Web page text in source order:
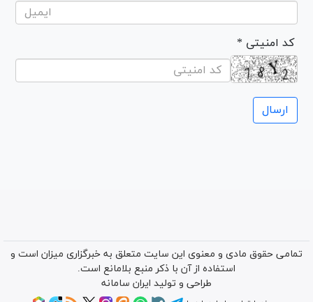
* کد امنیتی
تمامی حقوق مادی و معنوی این سایت متعلق به خبرگزاری میزان است و
استفاده از آن با ذکر منبع بلامانع است.
طراحی و تولید ایران سامانه